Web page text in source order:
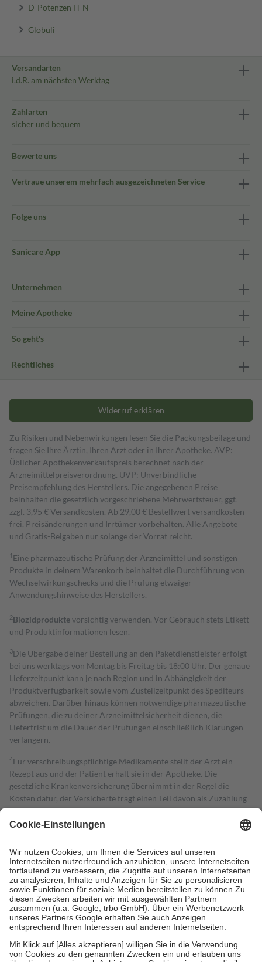
D-Potenzen H-N
Globuli
Versandarten
i.d.R. am nächsten Werktag
Zahlarten
sicher und bequem
Bewerte uns
Vertraue unserem mehrfach ausgezeichneten Service
Folge uns
Sanicare App
Unternehmen
Meine Apotheke
So geht's
Rechtliches
Widerruf erklären
Zu Risiken und Nebenwirkungen lesen Sie die Packungsbeilage und
fragen Sie Ihre Ärztin, Ihren Arzt oder in Ihrer Apotheke. AVP:
Üblicher Apothekenverkaufspreis berechnet nach der
Arzneimittelpreisverordnung. UVP: Unverbindliche
Preisempfehlung des Herstellers. Die angegebenen Preise
beinhalten die gesetzlich vorgeschriebene Mehrwertsteuer, ggf.
zzgl. 3,95 € Versandkosten. Ab 29,00 € Bestell­wert versand­kosten­
frei. Preisänderungen und Irrtümer vorbehalten. Alle Angebote
und Gratis-Beigaben nur solange der Vorrat reicht.
1 Eine pharmazeutische Prüfung der Arzneimittel und sonstigen
Produkte in deinem Warenkorb beinhaltet die Durchführung von
Wechselwirkungschecks und die Prüfung etwaiger
Anwendungshinweise des Herstellers.
2Biozidproduktevorsichtig verwenden. Vor Gebrauch stets Etikett
und Produktinformationen lesen.
3Die Übergabe deiner Bestellung an den Paketdienstleister erfolgt
bei uns werktags von Montag bis Freitag bis 18:00 Uhr. Der genaue
Lieferzeitpunkt kann je nach Region und in Abhängigkeit der
Produktverfügbarkeit sowie vom Zustellzeitpunkt des Spediteurs
abweichen. Darüber hinaus können notwendige pharmazeutische
Prüfungen, die zu deiner Arzneimittelsicherheit dienen, die
Lieferfrist um die Dauer der Prüfungen einschließlich Klärungen
verlängern.
4Für verschreibungspflichtige Medikamente stellt der Arzt ein
Rezept aus und der Patient erhält sie in der Apotheke. Die
gesetzliche Krankenversicherung übernimmt in der Regel die
Kosten dafür, der Versicherte trägt einen Teil davon als Zuzahlung
mit.
Grundsätzlich leisten Mitglieder Zuzahlungen in Höhe von zehn
höchstens zehn Euro.
Es sind jedoch nie mehr als die tatsächlichen
Kosten der Leistung zu entrichten.
Diese Regeln gelten grundsätzlich auch für Online-Apotheken.
Bei Heilmitteln und häuslicher Krankenpflege beträgt die
Zuzahlung zehn Prozent der Kosten sowie zehn Euro je
Verordnung.
Um das Engagement der Versicherten für ihre eigene Gesundheit zu
stärken und die besondere Stellung der Familie zu unterstützen,
fallenkeine Zuzahlungenan bei:
• Kindern und Jugendlichen bis zum vollendeten 18. Lebensjahr